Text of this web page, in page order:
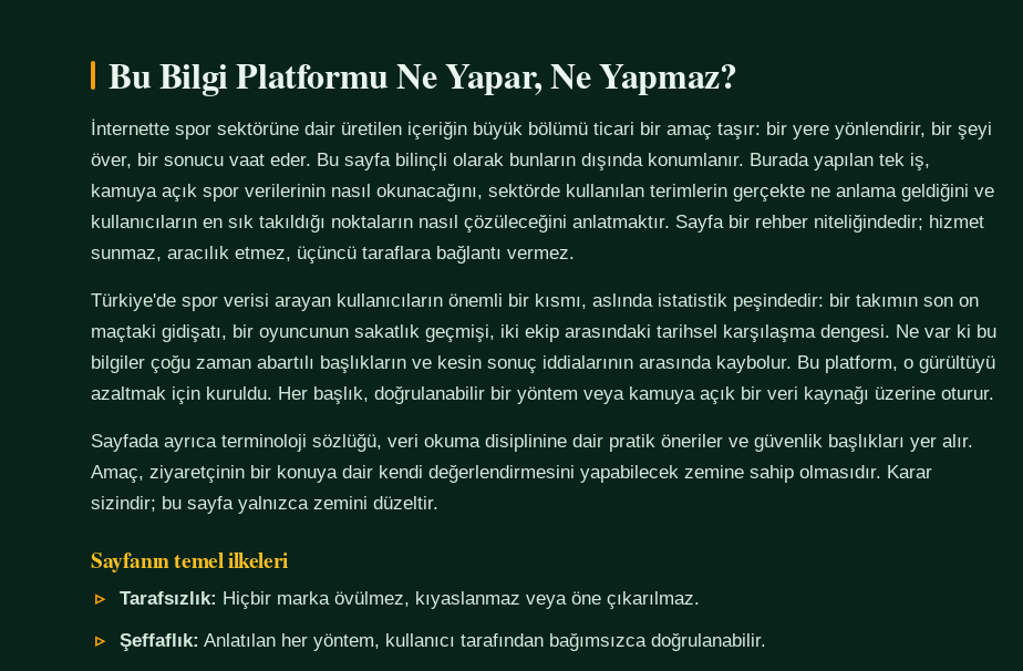
Bu Bilgi Platformu Ne Yapar, Ne Yapmaz?
İnternette spor sektörüne dair üretilen içeriğin büyük bölümü ticari bir amaç taşır: bir yere yönlendirir, bir şeyi
över, bir sonucu vaat eder. Bu sayfa bilinçli olarak bunların dışında konumlanır. Burada yapılan tek iş,
kamuya açık spor verilerinin nasıl okunacağını, sektörde kullanılan terimlerin gerçekte ne anlama geldiğini ve
kullanıcıların en sık takıldığı noktaların nasıl çözüleceğini anlatmaktır. Sayfa bir rehber niteliğindedir; hizmet
sunmaz, aracılık etmez, üçüncü taraflara bağlantı vermez.
Türkiye'de spor verisi arayan kullanıcıların önemli bir kısmı, aslında istatistik peşindedir: bir takımın son on
maçtaki gidişatı, bir oyuncunun sakatlık geçmişi, iki ekip arasındaki tarihsel karşılaşma dengesi. Ne var ki bu
bilgiler çoğu zaman abartılı başlıkların ve kesin sonuç iddialarının arasında kaybolur. Bu platform, o gürültüyü
azaltmak için kuruldu. Her başlık, doğrulanabilir bir yöntem veya kamuya açık bir veri kaynağı üzerine oturur.
Sayfada ayrıca terminoloji sözlüğü, veri okuma disiplinine dair pratik öneriler ve güvenlik başlıkları yer alır.
Amaç, ziyaretçinin bir konuya dair kendi değerlendirmesini yapabilecek zemine sahip olmasıdır. Karar
sizindir; bu sayfa yalnızca zemini düzeltir.
Sayfanın temel ilkeleri
Tarafsızlık: Hiçbir marka övülmez, kıyaslanmaz veya öne çıkarılmaz.
Şeffaflık: Anlatılan her yöntem, kullanıcı tarafından bağımsızca doğrulanabilir.